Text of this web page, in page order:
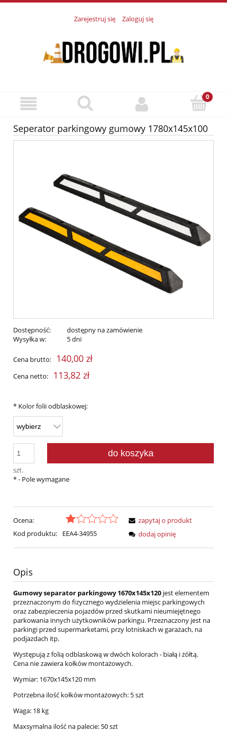
Zarejestruj się Zaloguj się
Seperator parkingowy gumowy 1780x145x100
Dostępność:
dostępny na zamówienie
Wysyłka w:
5 dni
Cena brutto: 140,00 zł
Cena netto: 113,82 zł
* Kolor folii odblaskowej:
szt.
do koszyka
*- Pole wymagane
Ocena:
Kod produktu:
EEA4-34955
zapytaj o produkt
dodaj opinię
Opis
Gumowy separator parkingowy 1670x145x120 jest elementem
przeznaczonym do fizycznego wydzielenia miejsc parkingowych
oraz zabezpieczenia pojazdów przed skutkami nieumiejętnego
parkowania innych użytkowników parkingu. Przeznaczony jest na
parkingi przed supermarketami, przy lotniskach w garażach, na
podjazdach itp.
Występują z folią odblaskową w dwóch kolorach - białą i żółtą.
Cena nie zawiera kołków montażowych.
Wymiar: 1670x145x120 mm
Potrzebna ilość kołków montażowych: 5 szt
Waga: 18 kg
Maxsymalna ilość na palecie: 50 szt